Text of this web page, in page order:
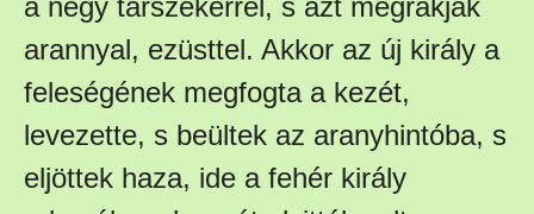
arannyal, ezüsttel. Akkor az új király a
feleségének megfogta a kezét,
levezette, s beültek az aranyhintóba, s
eljöttek haza, ide a fehér király